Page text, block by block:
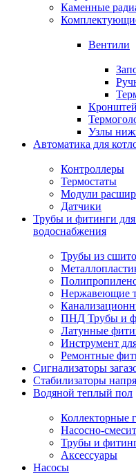
Каменные
Вентили
Узлы
Автоматика для
Контроллеры
Термостаты
Модули
Датчики
Трубы и фитинги
водоснабжения
Трубы из
Нержавеющие
ПНД Трубы и
Латунные
Инструмент
Ремонтные
Сигнализаторы
Стабилизаторы
Водяной теплый пол
Коллекторные
Насосно-
Трубы и
Аксессуары
Насосы